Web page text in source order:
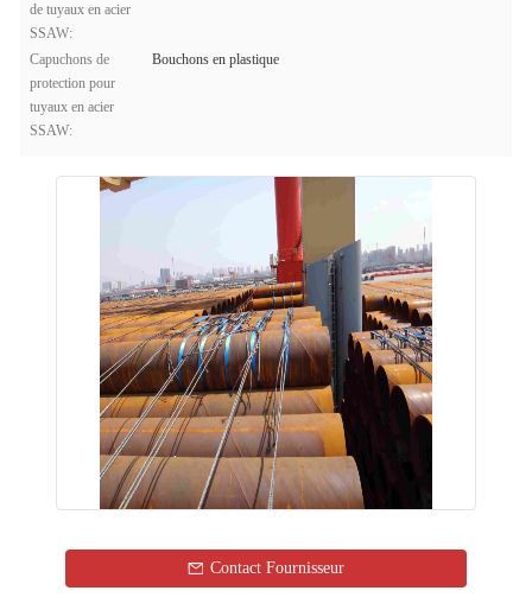
de tuyaux en acier
SSAW:
Capuchons de
protection pour
tuyaux en acier
SSAW:
Bouchons en plastique
Contact Fournisseur